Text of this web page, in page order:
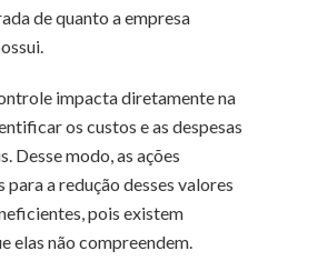
de quanto a empresa
impacta diretamente na
os custos e as despesas
Desse modo, as ações
a redução desses valores
pois existem
elas não compreendem.